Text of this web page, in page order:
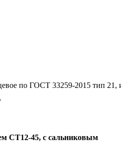
по ГОСТ 33259-2015 тип 21,
СТ12-45, с сальниковым